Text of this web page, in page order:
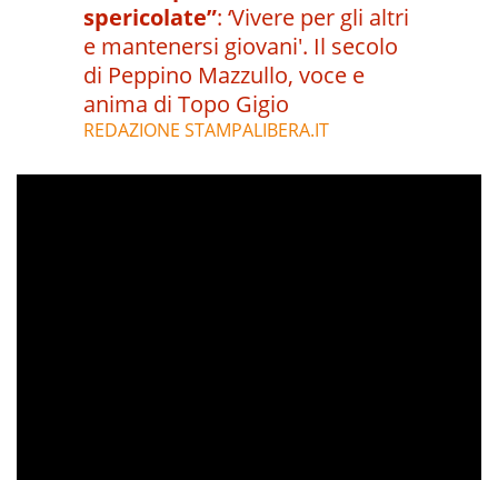
spericolate”: ‘Vivere per gli altri
e mantenersi giovani'. Il secolo
di Peppino Mazzullo, voce e
anima di Topo Gigio
REDAZIONE STAMPALIBERA.IT